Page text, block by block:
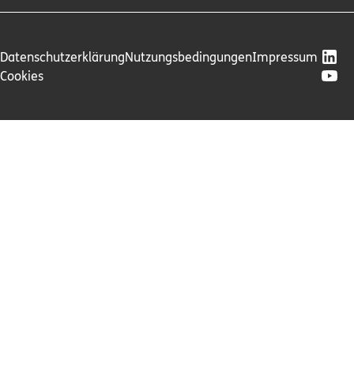
DatenschutzerklärungNutzungsbedingungenImpressum
Cookies